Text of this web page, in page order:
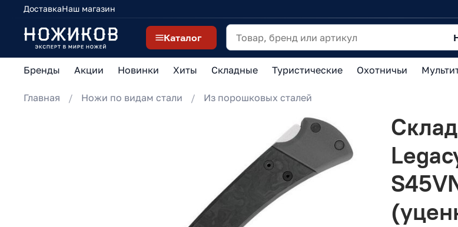
ДоставкаНаш магазин
Каталог
Бренды Акции Новинки Хиты Складные Туристические Охотничьи
Главная Ножи по видам стали Из порошковых сталей